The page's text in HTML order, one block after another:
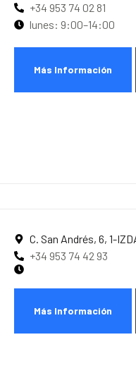
+34 953 74 02 81
lunes: 9:00–14:00
Más Información
C. San Andrés, 6, 1-
+34 953 74 42 93
Más Información